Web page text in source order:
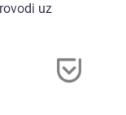
uz